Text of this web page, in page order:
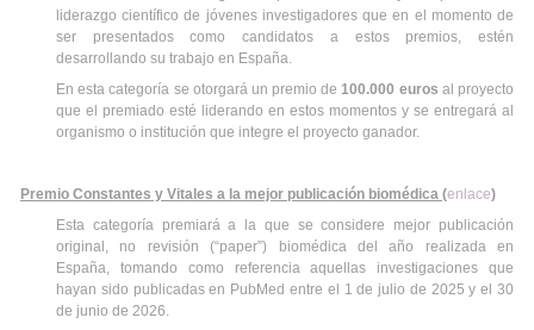
liderazgo científico de jóvenes investigadores que en el momento de
ser presentados como candidatos a estos premios, estén
desarrollando su trabajo en España.
En esta categoría se otorgará un premio de100.000 euros al proyecto
que el premiado esté liderando en estos momentos y se entregará al
organismo o institución que integre el proyecto ganador.
Premio Constantes y Vitales a la mejor publicación biomédica (enlace)
Esta categoría premiará a la que se considere mejor publicación
original, no revisión (“paper”) biomédica del año realizada en
España, tomando como referencia aquellas investigaciones que
hayan sido publicadas en PubMed entre el 1 de julio de 2025 y el 30
de junio de 2026.